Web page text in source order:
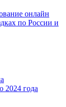
онлайн
по России и
2024 года